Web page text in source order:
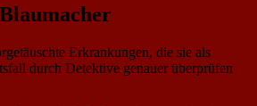
Erkrankungen, die sie als
durch Detektive genauer überprüfen